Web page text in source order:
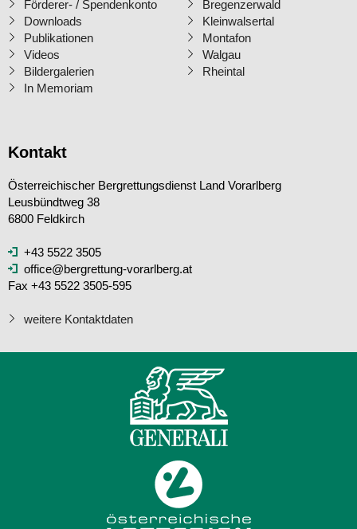
Förderer- / Spendenkonto
Downloads
Publikationen
Videos
Bildergalerien
In Memoriam
Bregenzerwald
Kleinwalsertal
Montafon
Walgau
Rheintal
Kontakt
Österreichischer Bergrettungsdienst Land Vorarlberg
Leusbündtweg 38
6800 Feldkirch
+43 5522 3505
office@bergrettung-vorarlberg.at
Fax +43 5522 3505-595
weitere Kontaktdaten